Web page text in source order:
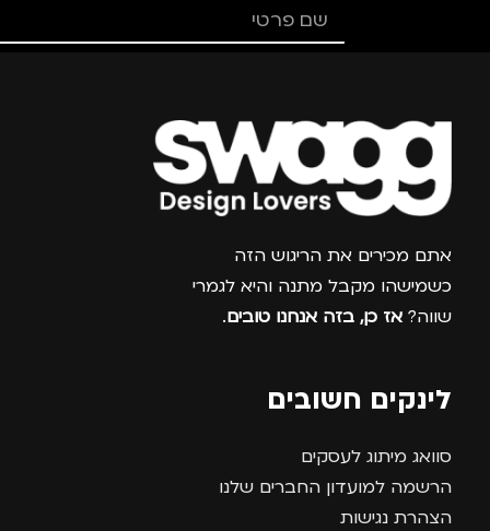
מתאים ל
צרפו אותי למועדון
אתם מכירים את הריגוש הזה
כשמישהו מקבל מתנה והיא לגמרי
שווה? אז כן, בזה אנחנו טובים.
לינקים חשובים
סוואג מיתוג לעסקים
הרשמה למועדון החברים שלנו
הצהרת נגישות